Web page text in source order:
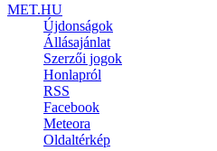
MET.HU
Újdonságok
Állásajánlat
Szerzői jogok
Honlapról
RSS
Facebook
Meteora
Oldaltérkép